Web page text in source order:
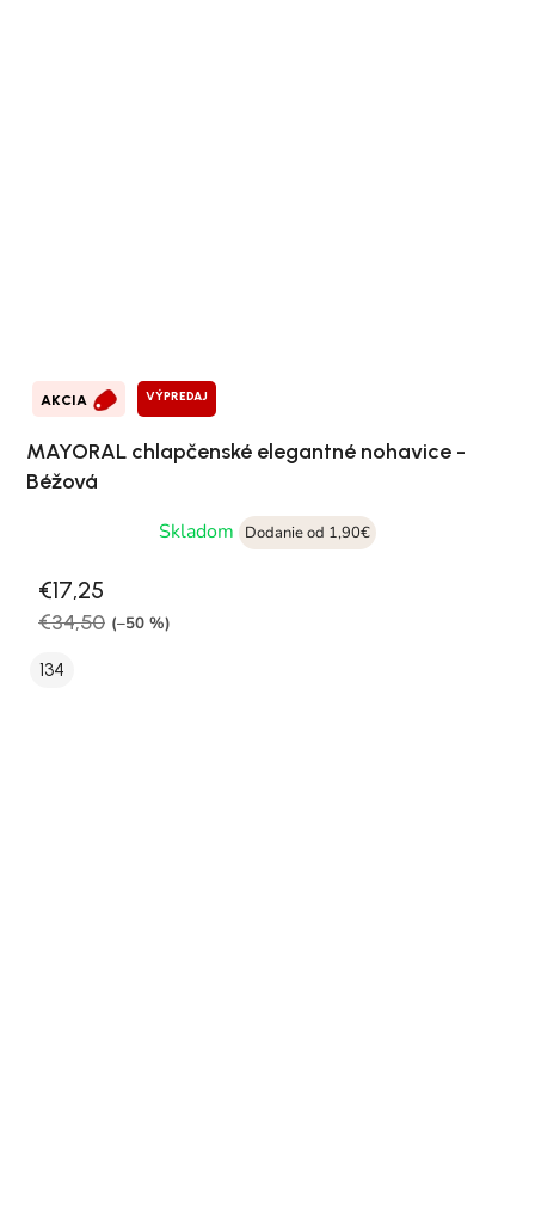
AKCIA VÝPREDAJ
MAYORAL chlapčenské elegantné nohavice -
Béžová
Skladom
Dodanie od 1,90€
€17,25
€34,50 (–50 %)
134